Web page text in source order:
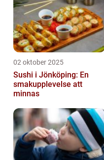
02 oktober 2025
Sushi i Jönköping: En
smakupplevelse att
minnas